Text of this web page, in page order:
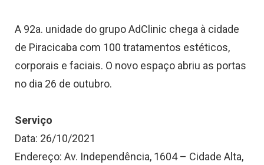
A 92a. unidade do grupo AdClinic chega à cidade
de Piracicaba com 100 tratamentos estéticos,
corporais e faciais. O novo espaço abriu as portas
no dia 26 de outubro.
Serviço
Data: 26/10/2021
Endereço: Av. Independência, 1604 – Cidade Alta,